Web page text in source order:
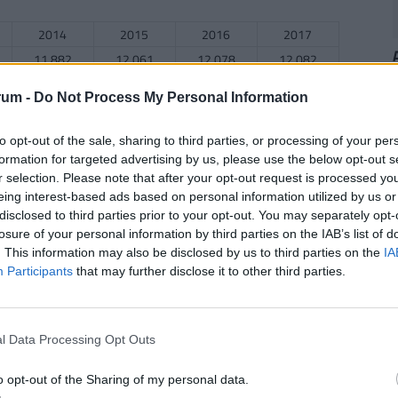
- Do Not Process My Personal Information
opt-out of the sale, sharing to third parties, or processing of your
for targeted advertising by us, please use the below opt-out
selection. Please note that after your opt-out request is processed
interest-based ads based on personal information utilized by us
to third parties prior to your opt-out. You may separately
of your personal information by third parties on the IAB’s list of
This information may also be disclosed by us to third parties on the
Participants that may further disclose it to other third parties.
Data Processing Opt Outs
opt-out of the Sharing of my personal data.
2014 2015 2016
2017
11.882 12.061 12.078 12.082
2014 2015 2016
2017
26.262 27.221 28.005 28.501
2014 2015 2016
2017
43.103 42.876 46.882 n.a.
2014 2015
42.019 38.98 40.793